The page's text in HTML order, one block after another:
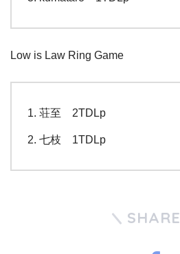
Low is Law Ring Game
荘至 2TDLp
七枝 1TDLp
SHARE